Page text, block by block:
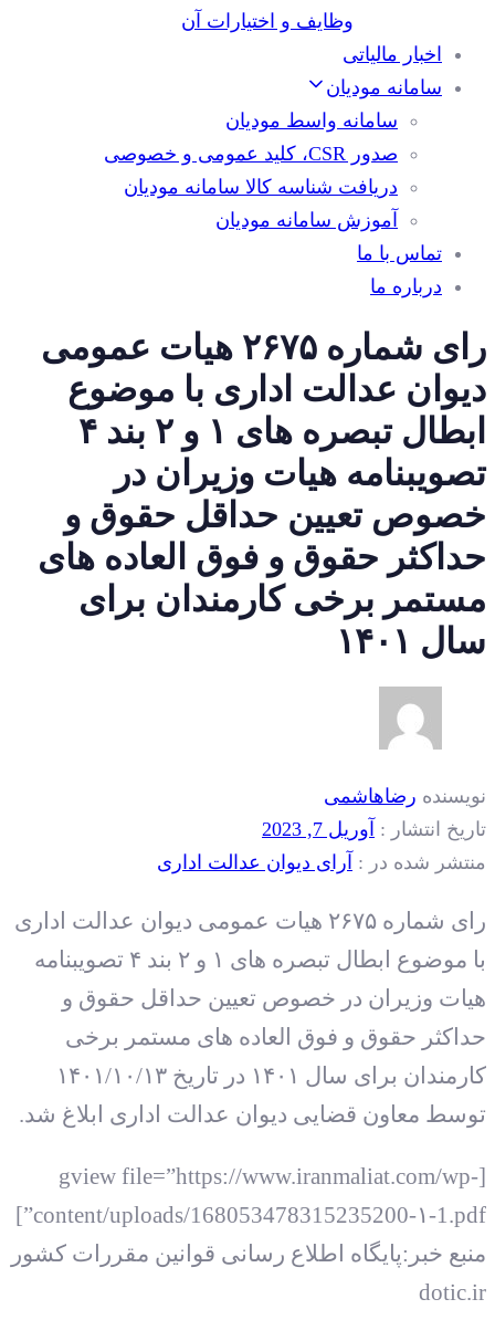
وظایف و اختیارات آن
اخبار مالیاتی
سامانه مودیان
سامانه واسط مودیان
صدور CSR، کلید عمومی و خصوصی
دریافت شناسه کالا سامانه مودیان
آموزش سامانه مودیان
تماس با ما
درباره ما
رای شماره ۲۶۷۵ هیات عمومی
دیوان عدالت اداری با موضوع
ابطال تبصره های ۱ و ۲ بند ۴
تصویبنامه هیات وزیران در
خصوص تعیین حداقل حقوق و
حداکثر حقوق و فوق العاده های
مستمر برخی کارمندان برای
سال ۱۴۰۱
نویسنده رضاهاشمی
تاریخ انتشار : آوریل 7, 2023
منتشر شده در : آرای دیوان عدالت اداری
رای شماره ۲۶۷۵ هیات عمومی دیوان عدالت اداری
با موضوع ابطال تبصره های ۱ و ۲ بند ۴ تصویبنامه
هیات وزیران در خصوص تعیین حداقل حقوق و
حداکثر حقوق و فوق العاده های مستمر برخی
کارمندان برای سال ۱۴۰۱ در تاریخ ۱۴۰۱/۱۰/۱۳
توسط معاون قضایی دیوان عدالت اداری ابلاغ شد.
[gview file=”https://www.iranmaliat.com/wp-
content/uploads/168053478315235200-۱-1.pdf”]
منبع خبر:پایگاه اطلاع رسانی قوانین مقررات کشور
dotic.ir